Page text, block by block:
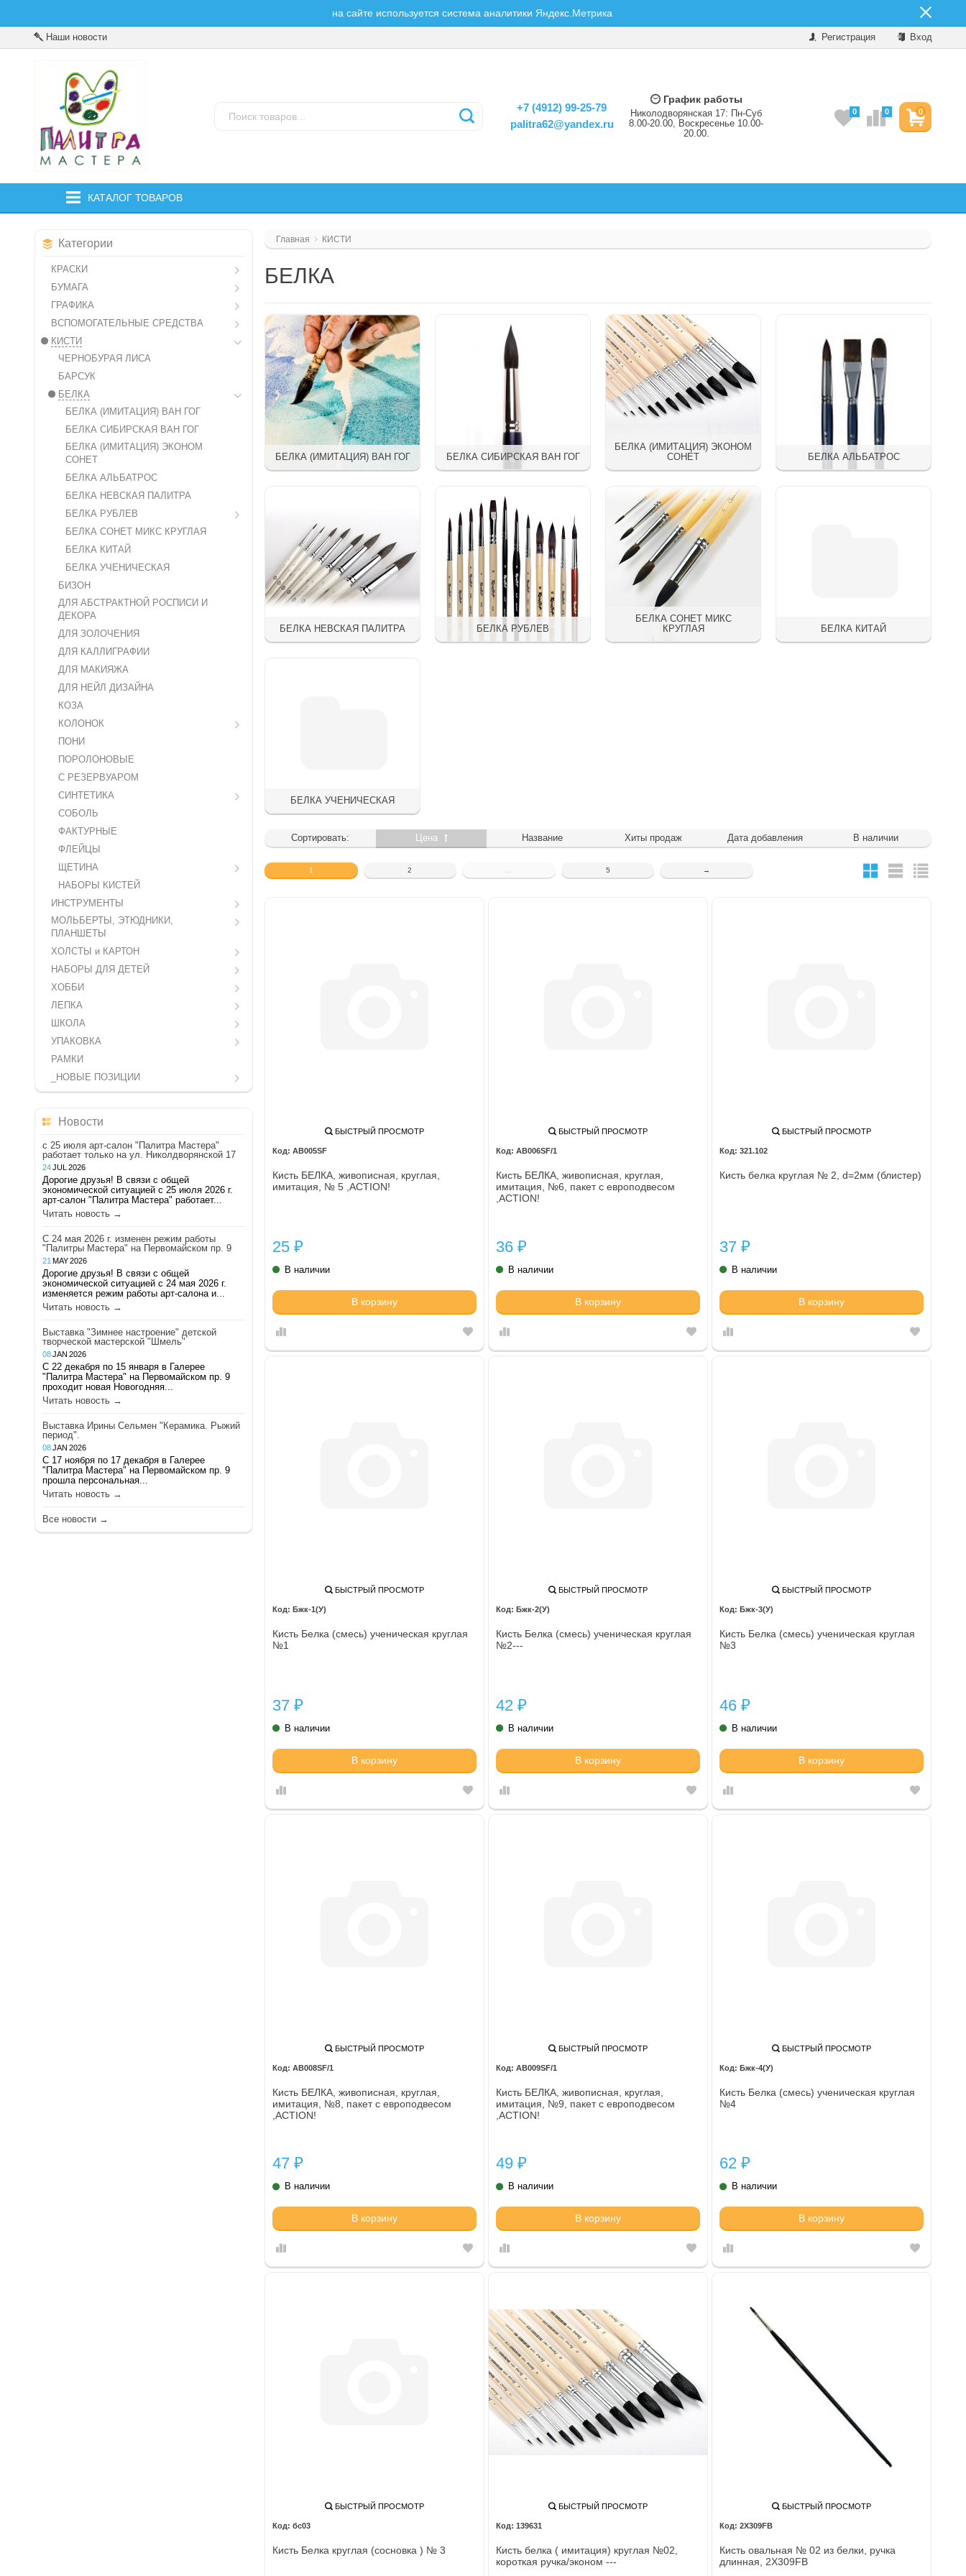
на сайте используется система аналитики Яндекс.Метрика
Наши новости Регистрация Вход
+7 (4912) 99-25-79
palitra62@yandex.ru
График работы
Николодворянская 17: Пн-Суб
8.00-20.00, Воскресенье 10.00-
20.00.
0
0 0
КАТАЛОГ ТОВАРОВ
Категории
КРАСКИ
БУМАГА
ГРАФИКА
ВСПОМОГАТЕЛЬНЫЕ СРЕДСТВА
КИСТИ
ЧЕРНОБУРАЯ ЛИСА
БАРСУК
БЕЛКА
БЕЛКА (ИМИТАЦИЯ) ВАН ГОГ
БЕЛКА СИБИРСКАЯ ВАН ГОГ
БЕЛКА (ИМИТАЦИЯ) ЭКОНОМ
СОНЕТ
БЕЛКА АЛЬБАТРОС
БЕЛКА НЕВСКАЯ ПАЛИТРА
БЕЛКА РУБЛЕВ
БЕЛКА СОНЕТ МИКС КРУГЛАЯ
БЕЛКА КИТАЙ
БЕЛКА УЧЕНИЧЕСКАЯ
БИЗОН
ДЛЯ АБСТРАКТНОЙ РОСПИСИ И
ДЕКОРА
ДЛЯ ЗОЛОЧЕНИЯ
ДЛЯ КАЛЛИГРАФИИ
ДЛЯ МАКИЯЖА
ДЛЯ НЕЙЛ ДИЗАЙНА
КОЗА
КОЛОНОК
ПОНИ
ПОРОЛОНОВЫЕ
С РЕЗЕРВУАРОМ
СИНТЕТИКА
СОБОЛЬ
ФАКТУРНЫЕ
ФЛЕЙЦЫ
ЩЕТИНА
НАБОРЫ КИСТЕЙ
ИНСТРУМЕНТЫ
МОЛЬБЕРТЫ, ЭТЮДНИКИ,
ПЛАНШЕТЫ
ХОЛСТЫ и КАРТОН
НАБОРЫ ДЛЯ ДЕТЕЙ
ХОББИ
ЛЕПКА
ШКОЛА
УПАКОВКА
РАМКИ
_НОВЫЕ ПОЗИЦИИ
Новости
с 25 июля арт-салон "Палитра Мастера"
работает только на ул. Николдворянской 17
24JUL 2026
Дорогие друзья! В связи с общей
экономической ситуацией с 25 июля 2026 г.
арт-салон "Палитра Мастера" работает...
Читать новость →
С 24 мая 2026 г. изменен режим работы
"Палитры Мастера" на Первомайском пр. 9
21 MAY2026
Дорогие друзья! В связи с общей
экономической ситуацией с 24 мая 2026 г.
изменяется режим работы арт-салона и...
Читать новость →
Выставка "Зимнее настроение" детской
творческой мастерской "Шмель"
08JAN 2026
С 22 декабря по 15 января в Галерее
"Палитра Мастера" на Первомайском пр. 9
проходит новая Новогодняя...
Читать новость →
Выставка Ирины Сельмен "Керамика. Рыжий
период".
08JAN 2026
С 17 ноября по 17 декабря в Галерее
"Палитра Мастера" на Первомайском пр. 9
прошла персональная...
Читать новость →
Все новости →
Главная КИСТИ
БЕЛКА
БЕЛКА (ИМИТАЦИЯ) ВАН ГОГ БЕЛКА СИБИРСКАЯ ВАН ГОГ
БЕЛКА (ИМИТАЦИЯ) ЭКОНОМ
СОНЕТ
БЕЛКА АЛЬБАТРОС
БЕЛКА НЕВСКАЯ ПАЛИТРА БЕЛКА РУБЛЕВ
БЕЛКА СОНЕТ МИКС
КРУГЛАЯ
БЕЛКА КИТАЙ
БЕЛКА УЧЕНИЧЕСКАЯ
Сортировать: Цена Название Хиты продаж Дата добавления В наличии
1 2 5 →
БЫСТРЫЙ ПРОСМОТР
AB005SF
Кисть БЕЛКА, живописная, круглая,
имитация, № 5 ,ACTION!
25 ₽
В наличии
В корзину
БЫСТРЫЙ ПРОСМОТР
AB006SF/1
Кисть БЕЛКА, живописная, круглая,
имитация, №6, пакет с европодвесом
,ACTION!
36 ₽
В наличии
В корзину
БЫСТРЫЙ ПРОСМОТР
321.102
Кисть белка круглая № 2, d=2мм (блистер)
37 ₽
В наличии
В корзину
БЫСТРЫЙ ПРОСМОТР
Бжк-1(У)
Кисть Белка (смесь) ученическая круглая
№1
37 ₽
В наличии
В корзину
БЫСТРЫЙ ПРОСМОТР
Бжк-2(У)
Кисть Белка (смесь) ученическая круглая
№2---
42 ₽
В наличии
В корзину
БЫСТРЫЙ ПРОСМОТР
Бжк-3(У)
Кисть Белка (смесь) ученическая круглая
№3
46 ₽
В наличии
В корзину
БЫСТРЫЙ ПРОСМОТР
AB008SF/1
Кисть БЕЛКА, живописная, круглая,
имитация, №8, пакет с европодвесом
,ACTION!
47 ₽
В наличии
В корзину
БЫСТРЫЙ ПРОСМОТР
AB009SF/1
Кисть БЕЛКА, живописная, круглая,
имитация, №9, пакет с европодвесом
,ACTION!
49 ₽
В наличии
В корзину
БЫСТРЫЙ ПРОСМОТР
Бжк-4(У)
Кисть Белка (смесь) ученическая круглая
№4
62 ₽
В наличии
В корзину
БЫСТРЫЙ ПРОСМОТР
бс03
Кисть Белка круглая (сосновка ) № 3
БЫСТРЫЙ ПРОСМОТР
139631
Кисть белка ( имитация) круглая №02,
короткая ручка/эконом ---
БЫСТРЫЙ ПРОСМОТР
2Х309FВ
Кисть овальная № 02 из белки, ручка
длинная, 2Х309FВ